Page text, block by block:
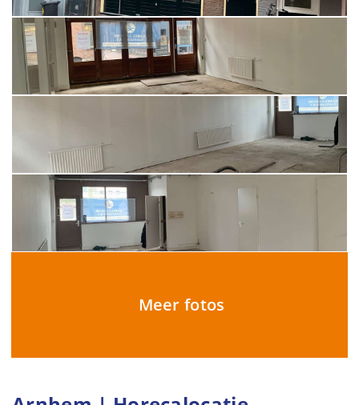
Meer fotos